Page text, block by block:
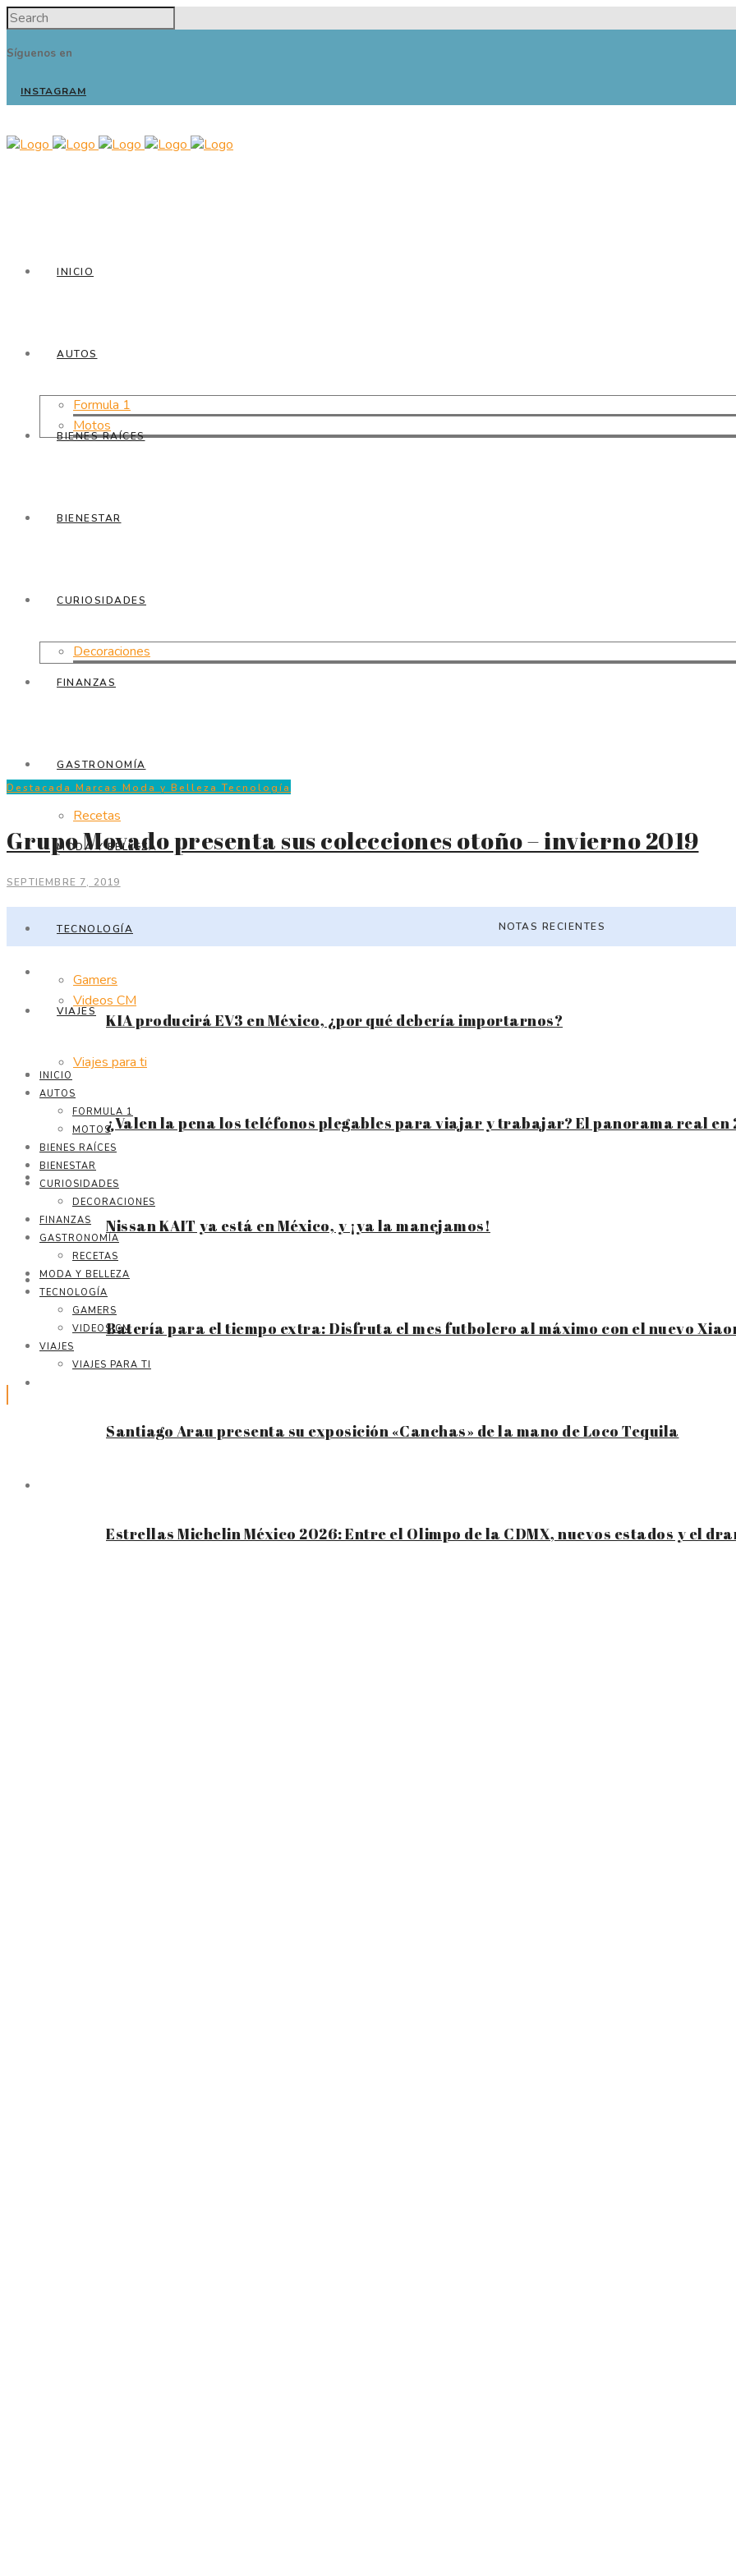
Síguenos en
INSTAGRAM
INICIO
AUTOS
Formula 1
Motos
BIENES RAÍCES
BIENESTAR
CURIOSIDADES
Decoraciones
FINANZAS
GASTRONOMÍA
Recetas
MODA Y BELLEZA
TECNOLOGÍA
Gamers
Videos CM
VIAJES
Viajes para ti
INICIO
AUTOS
FORMULA 1
MOTOS
BIENES RAÍCES
BIENESTAR
CURIOSIDADES
DECORACIONES
FINANZAS
GASTRONOMÍA
RECETAS
MODA Y BELLEZA
TECNOLOGÍA
GAMERS
VIDEOS CM
VIAJES
VIAJES PARA TI
Destacada Marcas Moda y BellezaTecnología
Grupo Movado presenta sus colecciones otoño – invierno 2019
SEPTIEMBRE 7, 2019
NOTAS RECIENTES
KIA producirá EV3 en México, ¿por qué debería importarnos?
¿Valen la pena los teléfonos plegables para viajar y trabajar? El panorama real en
Nissan KAIT ya está en México, y ¡ya la manejamos!
Batería para el tiempo extra: Disfruta el mes futbolero al máximo con el nuevo
Santiago Arau presenta su exposición «Canchas» de la mano de Loco Tequila
Estrellas Michelin México 2026: Entre el Olimpo de la CDMX, nuevos estados y el